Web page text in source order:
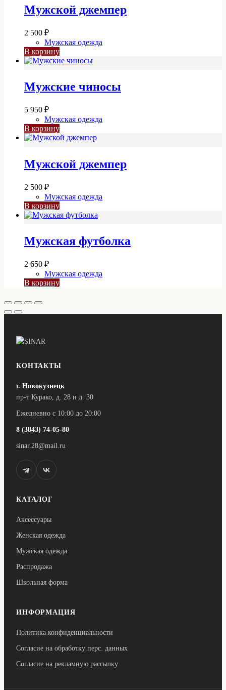
Мужской джемпер
2 500 ₽
Мужская одежда
В корзину
Мужские чиносы
5 950 ₽
Мужская одежда
В корзину
Мужской джемпер
2 500 ₽
Мужская одежда
В корзину
Мужская футболка
2 650 ₽
Мужская одежда
В корзину
КОНТАКТЫ
г. Новокузнецк
пр-т Курако, д. 28 и д. 30
Ежедневно с 10:00 до 20:00
8 (3843) 74-05-80
sinar.28@mail.ru
КАТАЛОГ
Аксессуары
Женская одежда
Мужская одежда
Распродажа
Школьная форма
ИНФОРМАЦИЯ
Политика конфиденциальности
Согласие на обработку перс. данных
Согласие на рекламную рассылку